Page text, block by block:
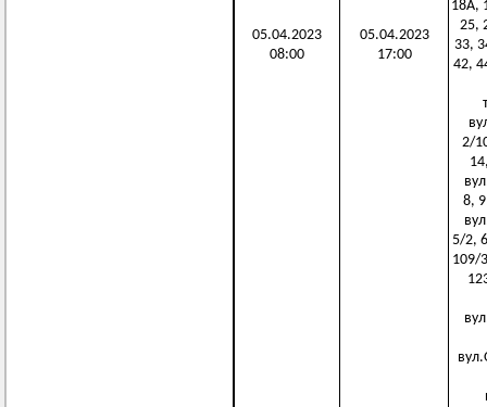
05.04.2023
08:00
05.04.2023
17:00
18А,
25,
33,
42,
2/
8,
5/2,
109/